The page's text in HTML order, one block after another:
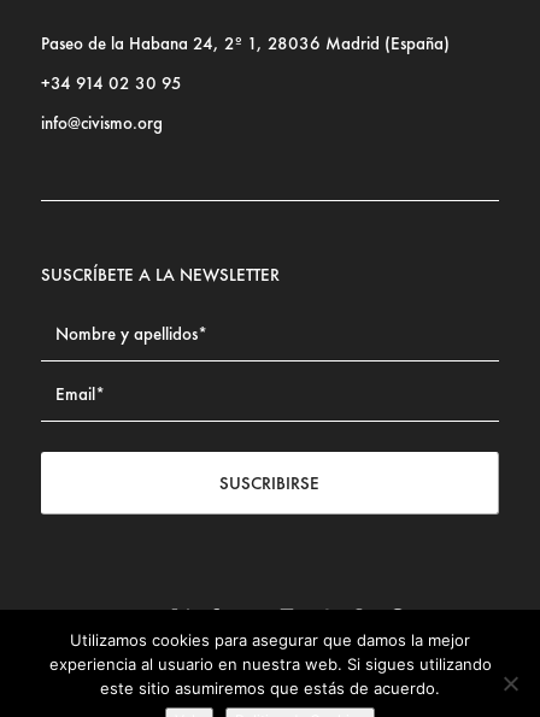
Paseo de la Habana 24, 2º 1, 28036 Madrid (España)
+34 914 02 30 95
info@civismo.org
SUSCRÍBETE A LA NEWSLETTER
SUSCRIBIRSE
Contacto|Aviso legal| Política de privacidad| Política de
Cookies
© Fundación Civismo 2025
Utilizamos cookies para asegurar que damos la mejor
experiencia al usuario en nuestra web. Si sigues utilizando
este sitio asumiremos que estás de acuerdo.